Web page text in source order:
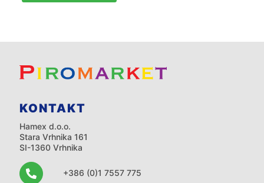
KONTAKT
Hamex d.o.o.
Stara Vrhnika 161
SI-1360 Vrhnika
+386 (0)1 7557 775